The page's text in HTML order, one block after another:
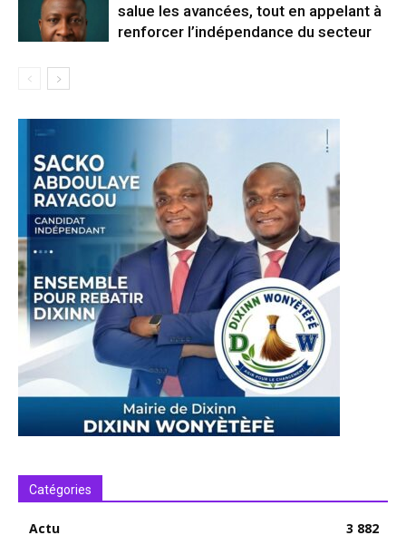
salue les avancées, tout en appelant à
renforcer l’indépendance du secteur
Catégories
Actu
3 882